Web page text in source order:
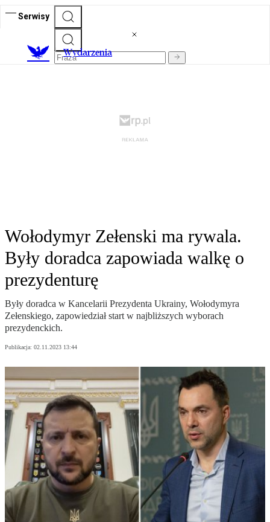
Serwisy
Wydarzenia
Wołodymyr Zełenski ma rywala.
Były doradca zapowiada walkę o
prezydenturę
Były doradca w Kancelarii Prezydenta Ukrainy, Wołodymyra
Zełenskiego, zapowiedział start w najbliższych wyborach
prezydenckich.
Publikacja: 02.11.2023 13:44